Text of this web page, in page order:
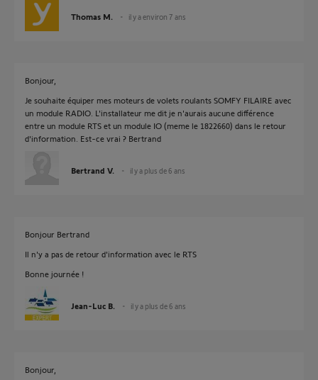
Thomas M. il y a environ 7 ans
Bonjour,
Je souhaite équiper mes moteurs de volets roulants SOMFY FILAIRE avec
un module RADIO. L'installateur me dit je n'aurais aucune différence
entre un module RTS et un module IO (meme le 1822660) dans le retour
d'information. Est-ce vrai ? Bertrand
Bertrand V. il y a plus de 6 ans
Bonjour Bertrand
Il n'y a pas de retour d'information avec le RTS
Bonne journée !
Jean-Luc B. il y a plus de 6 ans
Bonjour,